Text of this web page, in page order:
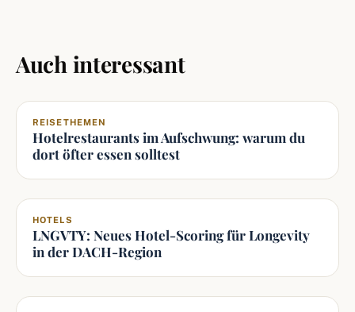
Auch interessant
REISETHEMEN
Hotelrestaurants im Aufschwung: warum du
dort öfter essen solltest
HOTELS
LNGVTY: Neues Hotel-Scoring für Longevity
in der DACH-Region